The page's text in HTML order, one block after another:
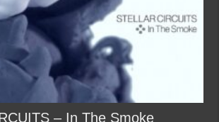
– In The Smoke